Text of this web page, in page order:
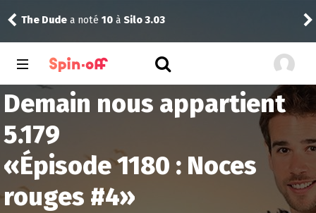
The Dude a noté 10 à Silo 3.03
Demain nous appartient
5.179
«Épisode 1180 : Noces
rouges #4»